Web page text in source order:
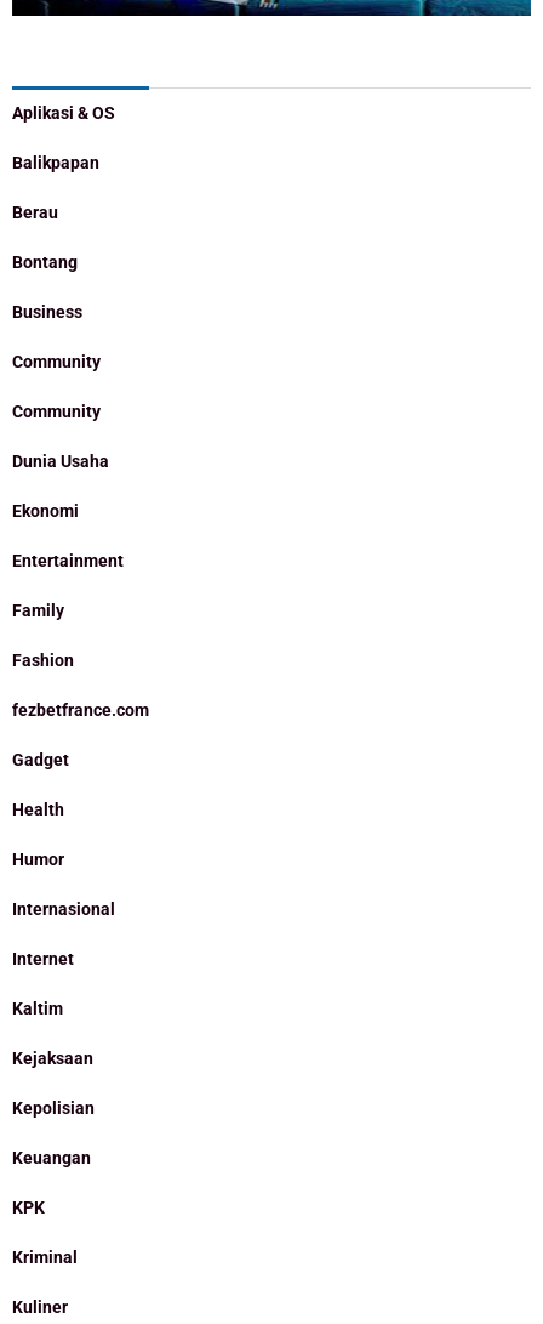
Aplikasi & OS
Balikpapan
Berau
Bontang
Business
Community
Community
Dunia Usaha
Ekonomi
Entertainment
Family
Fashion
fezbetfrance.com
Gadget
Health
Humor
Internasional
Internet
Kaltim
Kejaksaan
Kepolisian
Keuangan
KPK
Kriminal
Kuliner